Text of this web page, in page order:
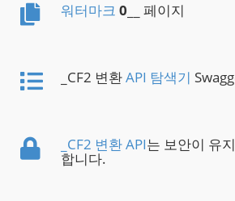
워터마크 0 __ 페이지
_CF2 변환API 탐색기
_CF2 변환 API는 보안이 유
합니다.